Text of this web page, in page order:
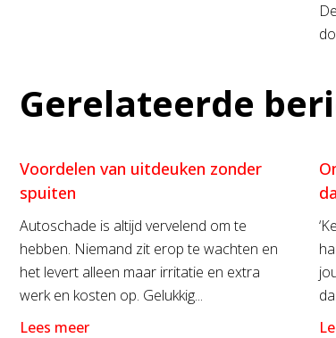
Gerelateerde
Voordelen van uitdeuken zonder
spuiten
Autoschade is altijd vervelend om te
hebben. Niemand zit erop te wachten en
het levert alleen maar irritatie en extra
werk en kosten op. Gelukkig...
Lees meer